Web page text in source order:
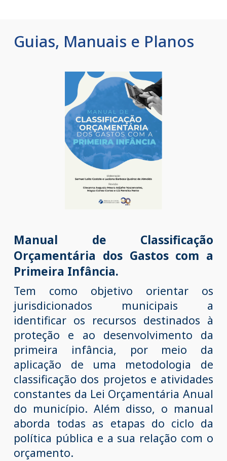
Guias, Manuais e Planos
Manual de Classificação
Orçamentária dos Gastos com a
Primeira Infância.
Tem como objetivo orientar os
jurisdicionados municipais a
identificar os recursos destinados à
proteção e ao desenvolvimento da
primeira infância, por meio da
aplicação de uma metodologia de
classificação dos projetos e atividades
constantes da Lei Orçamentária Anual
do município. Além disso, o manual
aborda todas as etapas do ciclo da
política pública e a sua relação com o
orçamento.